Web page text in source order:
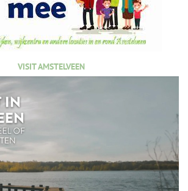
VISIT AMSTELVEEN